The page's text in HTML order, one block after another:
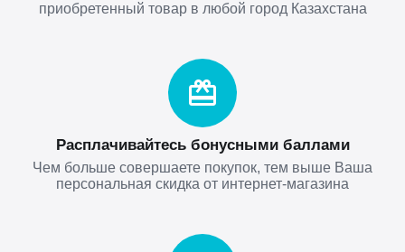
приобретенный товар в любой город Казахстана
Расплачивайтесь бонусными баллами
Чем больше совершаете покупок, тем выше Ваша
персональная скидка от интернет-магазина